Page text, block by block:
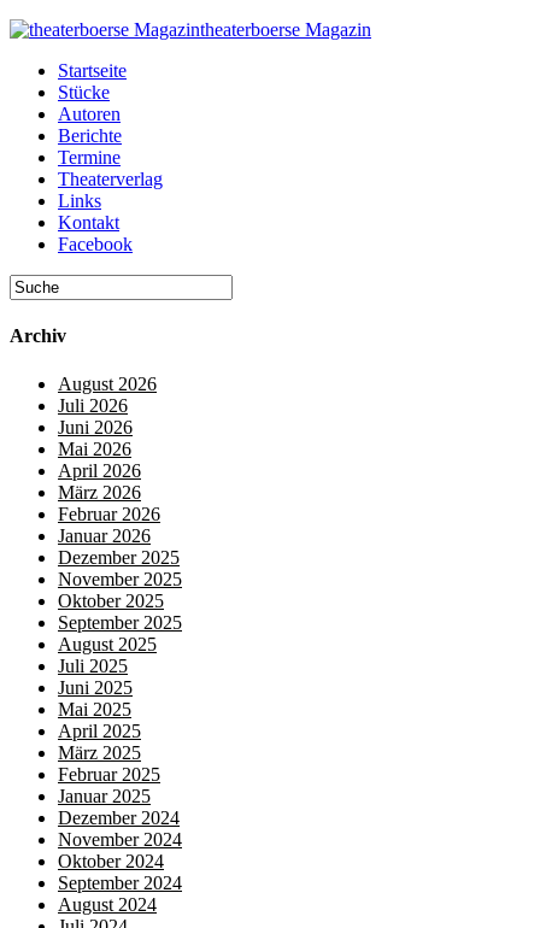
theaterboerse Magazin
Startseite
Stücke
Autoren
Berichte
Termine
Theaterverlag
Links
Kontakt
Facebook
Archiv
August 2026
Juli 2026
Juni 2026
Mai 2026
April 2026
März 2026
Februar 2026
Januar 2026
Dezember 2025
November 2025
Oktober 2025
September 2025
August 2025
Juli 2025
Juni 2025
Mai 2025
April 2025
März 2025
Februar 2025
Januar 2025
Dezember 2024
November 2024
Oktober 2024
September 2024
August 2024